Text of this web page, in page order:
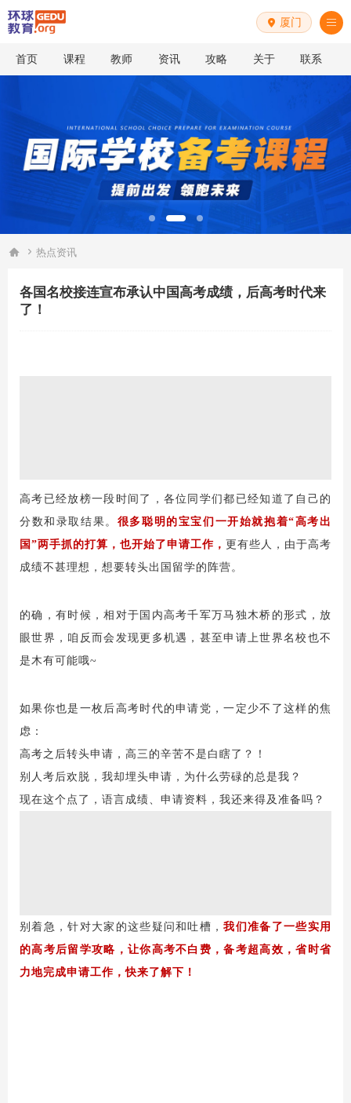
 厦门 
首页 课程 教师 资讯 攻略 关于 联系
  热点资讯
各国名校接连宣布承认中国高考成绩，后高考时代来
了！
高考已经放榜一段时间了，各位同学们都已经知道了自己的
分数和录取结果。 很多聪明的宝宝们一开始就抱着“高考出
国”两手抓的打算，也开始了申请工作， 更有些人，由于高考
成绩不甚理想，想要转头出国留学的阵营。
的确，有时候，相对于国内高考千军万马独木桥的形式，放
眼世界，咱反而会发现更多机遇，甚至申请上世界名校也不
是木有可能哦~
如果你也是一枚后高考时代的申请党，一定少不了这样的焦
虑：
高考之后转头申请，高三的辛苦不是白瞎了？！
别人考后欢脱，我却埋头申请，为什么劳碌的总是我？
现在这个点了，语言成绩、申请资料，我还来得及准备吗？
别着急，针对大家的这些疑问和吐槽，我们准备了一些实用
的高考后留学攻略，让你高考不白费，备考超高效，省时省
力地完成申请工作，快来了解下！